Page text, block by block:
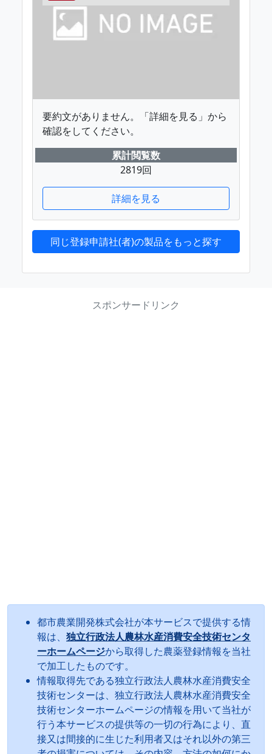
要約文がありません。「詳細を見る」から
確認をしてください。
累計閲覧数
2819回
詳細を見る
同じ登録申請社(者)の製品をもっと探す
スポンサードリンク
都市農業開発株式会社が本サービスで提供する情
報は、 独立行政法人農林水産消費安全技術センタ
ーホームページから取得した農薬登録情報を当社
で加工したものです。
情報取得先である独立行政法人農林水産消費安全
技術センターは、独立行政法人農林水産消費安全
技術センターホームページの情報を用いて当社が
行う本サービスの提供等の一切の行為により、直
接又は間接的に生じた利用者又はそれ以外の第三